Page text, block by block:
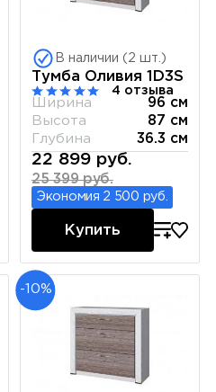
В наличии (2 шт.)
Тумба Оливия 1D3S
4 отзыва
Ширина
96 см
Высота
87 см
Глубина
36.3 см
22 899 руб.
25 399 руб.
Экономия 2 500 руб.
Купить
-10%